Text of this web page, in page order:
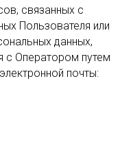
связанных с
Пользователя или
данных,
с Оператором путем
почты: